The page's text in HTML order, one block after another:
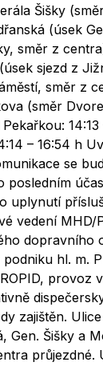
Šišky
(úsek
směr z
sjezd z
směr z
(směr
14:13
– 16:54 h
se
posledním
uplynutí
vedení
dopravního
hl. m.
provoz
zajištěn.
Gen. Šišky a
průjezdné.